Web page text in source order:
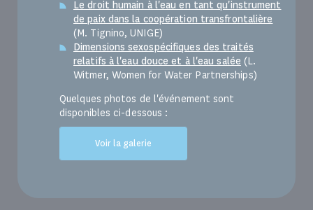
Le droit humain à l'eau en tant qu'instrument
de paix dans la coopération transfrontalière
(M. Tignino, UNIGE)
Dimensions sexospécifiques des traités
relatifs à l'eau douce et à l'eau salée (L.
Witmer, Women for Water Partnerships)
Quelques photos de l'événement sont
disponibles ci-dessous :
Voir la galerie